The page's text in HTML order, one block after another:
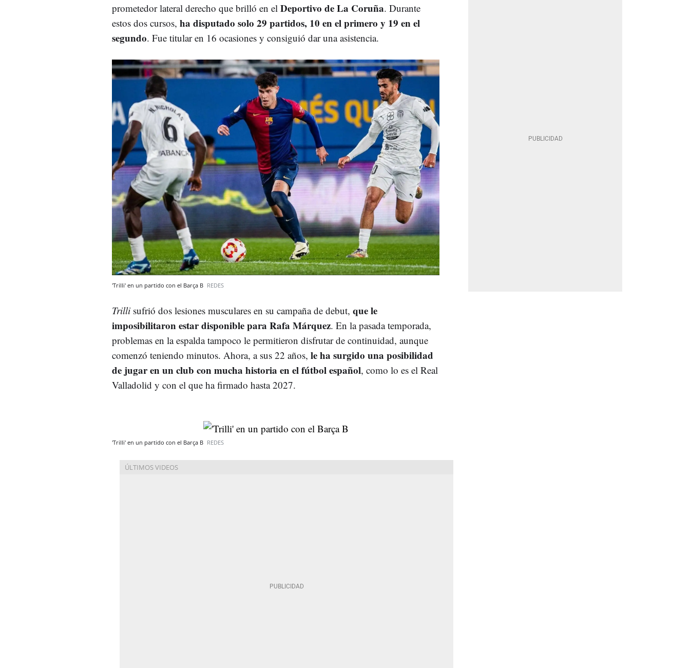
prometedor lateral derecho que brilló en el Deportivo de La Coruña. Durante
estos dos cursos, ha disputado solo 29 partidos, 10 en el primero y 19 en el
segundo. Fue titular en 16 ocasiones y consiguió dar una asistencia.
'Trilli' en un partido con el Barça B REDES
Trilli sufrió dos lesiones musculares en su campaña de debut, que le
imposibilitaron estar disponible para Rafa Márquez. En la pasada temporada,
problemas en la espalda tampoco le permitieron disfrutar de continuidad, aunque
comenzó teniendo minutos. Ahora, a sus 22 años, le ha surgido una posibilidad
de jugar en un club con mucha historia en el fútbol español, como lo es el Real
Valladolid y con el que ha firmado hasta 2027.
'Trilli' en un partido con el Barça B REDES